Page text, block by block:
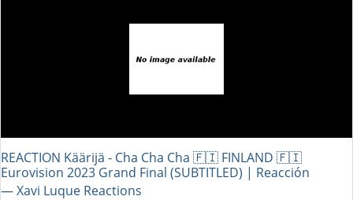
REACTION Käärijä - Cha Cha Cha 🇫🇮 FINLAND 🇫🇮
Eurovision 2023 Grand Final (SUBTITLED) | Reacción
― Xavi Luque Reactions